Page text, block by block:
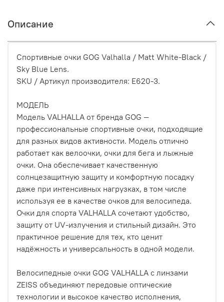
Описание
Спортивные очки GOG Valhalla / Matt White-Black /
Sky Blue Lens.
SKU / Артикул производителя: E620-3.
МОДЕЛЬ
Модель VALHALLA от бренда GOG —
профессиональные спортивные очки, подходящие
для разных видов активности. Модель отлично
работает как велоочки, очки для бега и лыжные
очки. Она обеспечивает качественную
солнцезащитную защиту и комфортную посадку
даже при интенсивных нагрузках, в том числе
используя ее в качестве очков для велосипеда.
Очки для спорта VALHALLA сочетают удобство,
защиту от UV-излучения и стильный дизайн. Это
практичное решение для тех, кто ценит
надёжность и универсальность в одной модели.
Велосипедные очки GOG VALHALLA с линзами
ZEISS объединяют передовые оптические
технологии и высокое качество исполнения,